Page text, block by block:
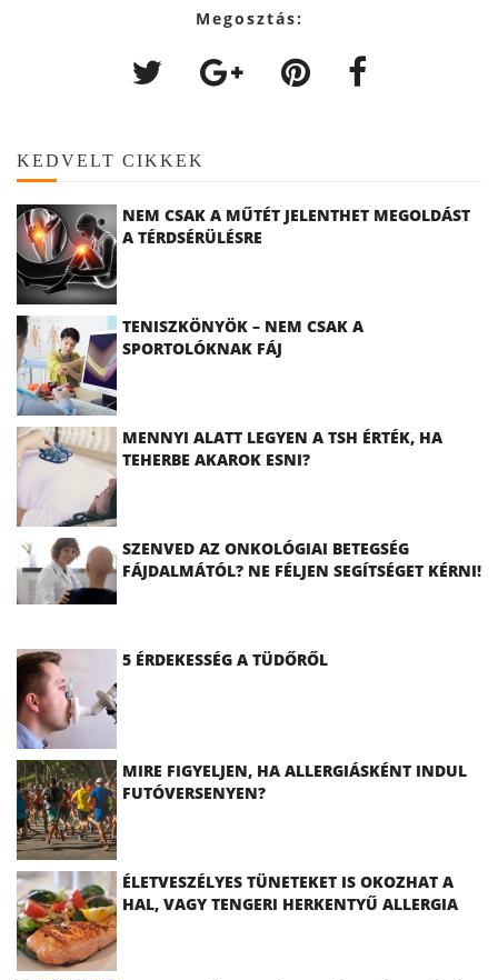
Megosztás:
KEDVELT CIKKEK
NEM CSAK A MŰTÉT JELENTHET MEGOLDÁST
A TÉRDSÉRÜLÉSRE
TENISZKÖNYÖK – NEM CSAK A
SPORTOLÓKNAK FÁJ
MENNYI ALATT LEGYEN A TSH ÉRTÉK, HA
TEHERBE AKAROK ESNI?
SZENVED AZ ONKOLÓGIAI BETEGSÉG
FÁJDALMÁTÓL? NE FÉLJEN SEGÍTSÉGET KÉRNI!
5 ÉRDEKESSÉG A TÜDŐRŐL
MIRE FIGYELJEN, HA ALLERGIÁSKÉNT INDUL
FUTÓVERSENYEN?
ÉLETVESZÉLYES TÜNETEKET IS OKOZHAT A
HAL, VAGY TENGERI HERKENTYŰ ALLERGIA